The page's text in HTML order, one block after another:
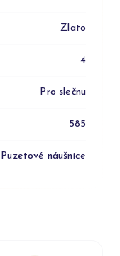
Zlato
4
Pro slečnu
585
Puzetové náušnice